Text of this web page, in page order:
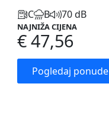
C B 70 dB
NAJNIŽA CIJENA
€ 47,56
Pogledaj ponude